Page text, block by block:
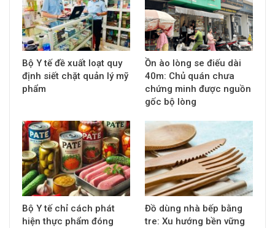
Bộ Y tế đề xuất loạt quy
định siết chặt quản lý mỹ
phẩm
Ồn ào lòng se điếu dài
40m: Chủ quán chưa
chứng minh được nguồn
gốc bộ lòng
Bộ Y tế chỉ cách phát
hiện thực phẩm đóng
Đồ dùng nhà bếp bằng
tre: Xu hướng bền vững